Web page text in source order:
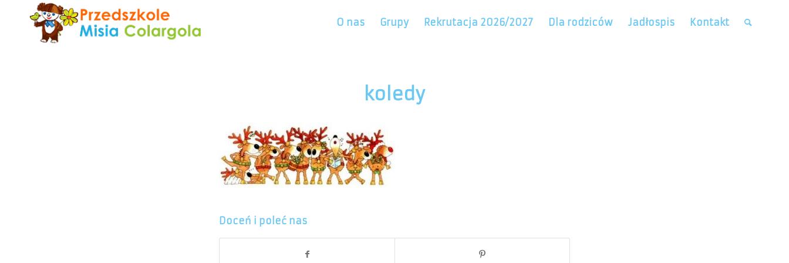
O nas Grupy Rekrutacja 2026/2027 Dla rodziców Jadłospis Kontakt
koledy
Doceń i poleć nas